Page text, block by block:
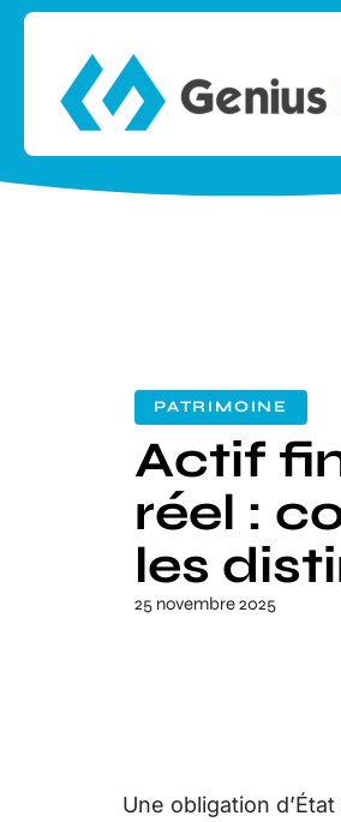
PATRIMOINE
Actif
réel :
les
25 novembre 2025
Une obligation